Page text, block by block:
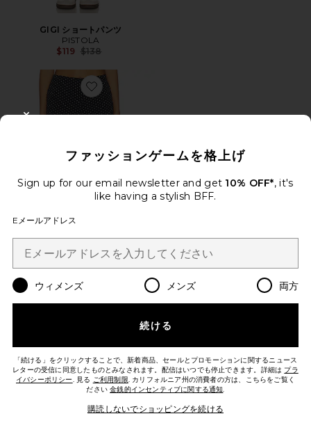
GIGI ショートパンツ
PISTOLA
$119 Previous price:
$138
Favorite THE HARPER SPOT ショートパンツ
Favorite SAIGE ショートパンツ
ファッションゲームを格上げ
Sign up for our email newsletter and get 10% OFF*, it's
like having a stylish BFF.
Eメールアドレス
ウィメンズ メンズ 両方
続ける
「続ける」をクリックすることで、新着商品、セールとプロモーションに関するニュース
レターの受信に同意したものとみなされます。配信はいつでも停止できます。詳細は プラ
イバシーポリシー. 見る ご利用制限. カリフォルニア州の消費者の方は、こちらをご覧く
ださい金銭的インセンティブに関する通知.
購読しないでショッピングを続ける